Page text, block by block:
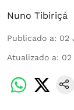
Nuno Tibiriçá
Publicado a: 02
Atualizado a: 02